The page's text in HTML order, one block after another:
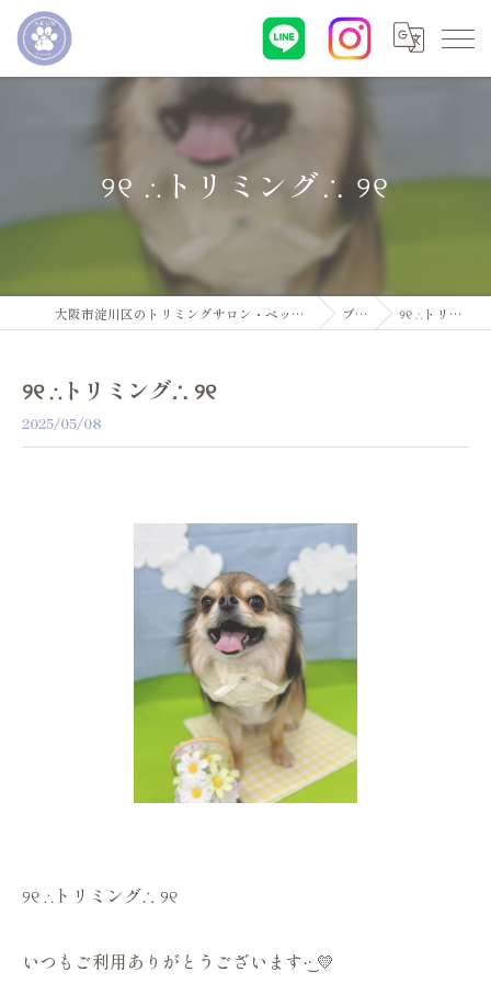
୨୧ ∴トリミング∴ ୨୧
大阪市淀川区のトリミングサロン・ペットサロンならDogsalon ARUN ブログ ୨୧ ∴トリミング∴ ୨୧
୨୧ ∴トリミング∴ ୨୧
2025/05/08
୨୧ ∴トリミング∴ ୨୧
いつもご利用ありがとうございます·͜· 💛